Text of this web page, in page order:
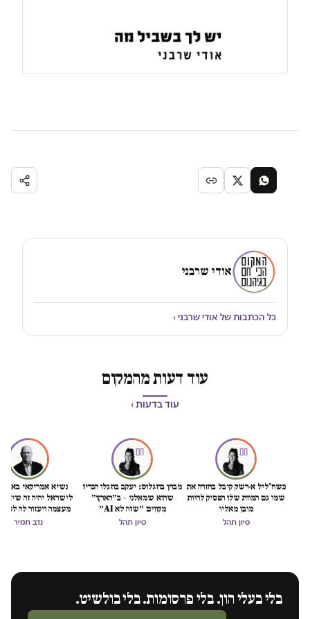
אודי שרבני
כל הכתבות של אודי שרבני ›
עוד דעות מהמקום
עוד בדעות ›
כשח'ליל א-רשק קיבל בחזרה את
שמו גם המוות שלו הפסיק להיות
מובן מאליו
סיון תהל
מבחן בוזגלוס: יעקב בוזגלו הכריז
שהוא שמאלני – ב״הארץ״
מקווים ״שזה לא AI״
סיון תהל
נשיא אמריקאי באמת
לישראל יהיה זה
מעצמה ויעזור לה
הכיבוש
נדב תמיר
בלי בעלי הון. בלי פרסומות. בלי בולשיט.